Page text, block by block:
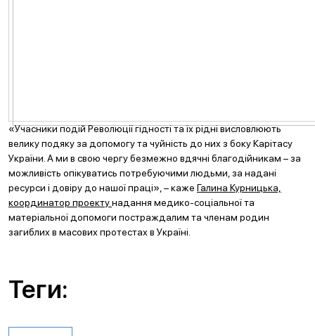
«Учасники подій Революції гідності та їх рідні висловлюють
велику подяку за допомогу та чуйність до них з боку Карітасу
України. А ми в свою чергу безмежно вдячні благодійникам – за
можливість опікуватись потребуючими людьми, за надані
ресурси і довіру до нашої праці», – каже Галина Курницька,
координатор проектунадання медико-соціальної та
матеріальної допомоги постраждалим та членам родин
загиблих в масових протестах в Україні.
Теги: